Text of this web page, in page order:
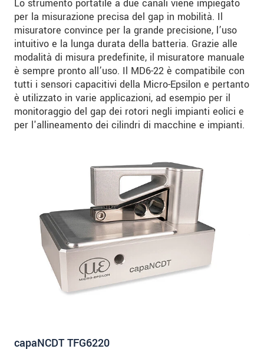
Lo strumento portatile a due canali viene impiegato
per la misurazione precisa del gap in mobilità. Il
misuratore convince per la grande precisione, l’uso
intuitivo e la lunga durata della batteria. Grazie alle
modalità di misura predefinite, il misuratore manuale
è sempre pronto all’uso. Il MD6-22 è compatibile con
tutti i sensori capacitivi della Micro-Epsilon e pertanto
è utilizzato in varie applicazioni, ad esempio per il
monitoraggio del gap dei rotori negli impianti eolici e
per l'allineamento dei cilindri di macchine e impianti.
capaNCDT TFG6220